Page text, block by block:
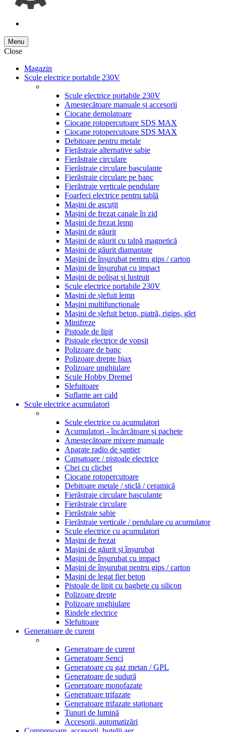
Menu
Close
Magazin
Scule electrice portabile 230V
Scule electrice portabile 230V
Amestecătoare manuale și accesorii
Ciocane demolatoare
Ciocane rotopercutoare SDS MAX
Ciocane rotopercutoare SDS MAX
Debitoare pentru metale
Fierăstraie alternative sabie
Fierăstraie circulare
Fierăstraie circulare basculante
Fierăstraie circulare pe banc
Fierăstraie verticale pendulare
Foarfeci electrice pentru tablă
Mașini de ascuțit
Mașini de frezat canale în zid
Mașini de frezat lemn
Mașini de găurit
Mașini de găurit cu talpă magnetică
Mașini de găurit diamantate
Mașini de înșurubat pentru gips / carton
Mașini de înșurubat cu impact
Mașini de polișat și lustruit
Scule electrice portabile 230V
Mașini de șlefuit lemn
Mașini multifuncționale
Mașini de șlefuit beton, piatră, rigips, glet
Minifreze
Pistoale de lipit
Pistoale electrice de vopsit
Polizoare de banc
Polizoare drepte biax
Polizoare unghiulare
Scule Hobby Dremel
Slefuitoare
Suflante aer cald
Scule electrice acumulatori
Scule electrice cu acumulatori
Acumulatori - încărcătoare și pachete
Amestecătoare mixere manuale
Aparate radio de șantier
Capsatoare / pistoale electrice
Chei cu clichet
Ciocane rotopercutoare
Debitoare metale / sticlă / ceramică
Fierăstraie circulare basculante
Fierăstraie circulare
Fierăstraie sabie
Fierăstraie verticale / pendulare cu acumulator
Scule electrice cu acumulatori
Mașini de frezat
Mașini de găurit și înșurubat
Mașini de înșurubat cu impact
Mașini de înșurubat pentru gips / carton
Mașini de legat fier beton
Pistoale de lipit cu baghete cu silicon
Polizoare drepte
Polizoare unghiulare
Rindele electrice
Slefuitoare
Generatoare de curent
Generatoare de curent
Generatoare Senci
Generatoare cu gaz metan / GPL
Generatoare de sudură
Generatoare monofazate
Generatoare trifazate
Generatoare trifazate staționare
Tunuri de lumină
Accesorii, automatizări